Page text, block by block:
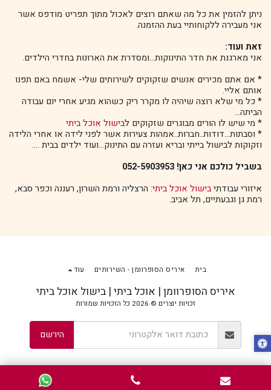
ניתן להזמין את כל מה שאתם רוצים לאכול מתוך תפריט מודפס אשר
אני מעבירה ללקוחותיי בעת ההזמנה.
זאת ועוד:
אני מארגנת את חדר התינוקות...ומסדרת את הארונות בחדרי הילדים.
* אם אתם מכירים אנשים שזקוקים לשירותים שלי- אשמח באם תפנו
אותם אליי.
* כל מי שלא רוצה שיהיה לו מקרר ריק כשהוא מגיע אחרי יום עבודה
הביתה...
* מי שיש לו הורים מבוגרים שזקוקים לבישול אוכל ביתי
* וסבתות...דודות..חברות..אמהות צעירות אשר לפני לידה או אחרי הלידה
וזקוקות לבישול בייתי ובריא ועזרה עם התינוק...ועוד ילדים בבית ....
בשביל כולכם אני כאן! 052-5903953
איזורי עבודתיבישול אוכל ביתי: הרצליה ורמת השרון, רעננה וכפר סבא,
רמת גן וגבעתיים, תל אביב.
איריס הסופרוומן | אוכל ביתי | בישול אוכל ביתי
זכויות יוצרים © 2026 כל הזכויות שמורות
בית איריס הסופרוומן - השירותים עוד
הירשם